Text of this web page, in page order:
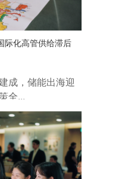
际化高管供给滞后
成，储能出海迎
全...